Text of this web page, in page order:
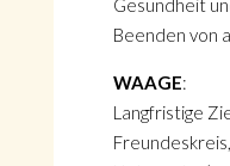
Gesundheit
Beenden von
WAAGE:
Langfristige